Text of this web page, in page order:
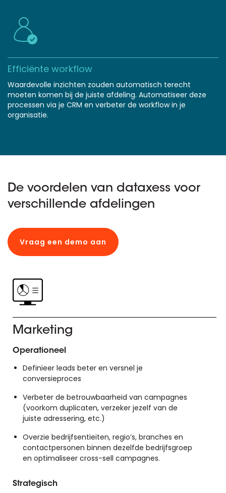
Efficiënte workflow
Waardevolle inzichten zouden automatisch terecht
moeten komen bij de juiste afdeling. Automatiseer deze
processen via je CRM en verbeter de workflow in je
organisatie.
De voordelen van dataxess voor
verschillende afdelingen
Vraag een demo aan
Marketing
Operationeel
Definieer leads beter en versnel je
conversieproces
Verbeter de betrouwbaarheid van campagnes
(voorkom duplicaten, verzeker jezelf van de
juiste adressering, etc.)
Overzie bedrijfsentieiten, regio’s, branches en
contactpersonen binnen dezelfde bedrijfsgroep
en optimaliseer cross-sell campagnes.
Strategisch